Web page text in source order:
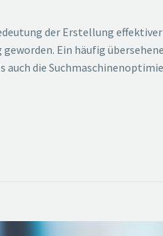
der Erstellung
Ein häufig
auch die